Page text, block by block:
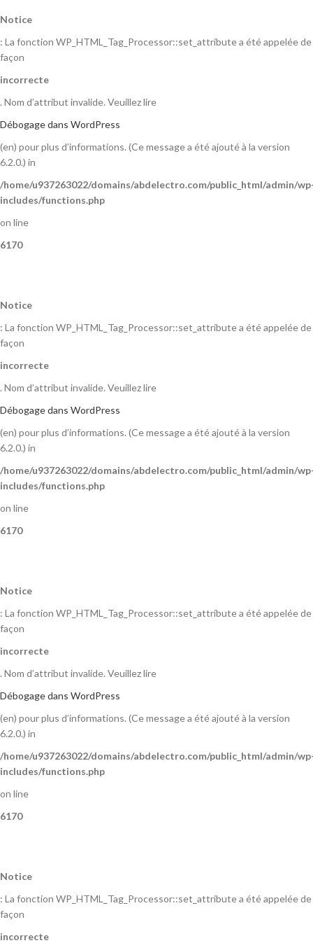
Notice
: La fonction WP_HTML_Tag_Processor::set_attribute a été appelée de
façon
incorrecte
. Nom d’attribut invalide. Veuillez lire
Débogage dans WordPress
(en) pour plus d’informations. (Ce message a été ajouté à la version
6.2.0.) in
/home/u937263022/domains/abdelectro.com/public_html/admin/
includes/functions.php
on line
6170
Notice
: La fonction WP_HTML_Tag_Processor::set_attribute a été appelée de
façon
incorrecte
. Nom d’attribut invalide. Veuillez lire
Débogage dans WordPress
(en) pour plus d’informations. (Ce message a été ajouté à la version
6.2.0.) in
/home/u937263022/domains/abdelectro.com/public_html/admin/
includes/functions.php
on line
6170
Notice
: La fonction WP_HTML_Tag_Processor::set_attribute a été appelée de
façon
incorrecte
. Nom d’attribut invalide. Veuillez lire
Débogage dans WordPress
(en) pour plus d’informations. (Ce message a été ajouté à la version
6.2.0.) in
/home/u937263022/domains/abdelectro.com/public_html/admin/
includes/functions.php
on line
6170
Notice
: La fonction WP_HTML_Tag_Processor::set_attribute a été appelée de
façon
incorrecte